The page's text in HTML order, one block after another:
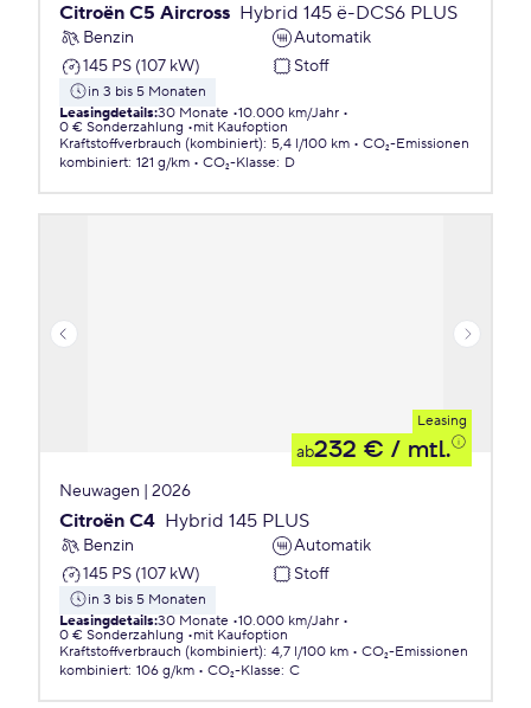
Citroën C5 Aircross Hybrid 145 ë-DCS6 PLUS
Benzin
Automatik
145 PS (107 kW)
Stoff
in 3 bis 5 Monaten
Leasingdetails:30 Monate 10.000 km/Jahr
0 € Sonderzahlung
mit Kaufoption
Kraftstoffverbrauch (kombiniert): 5,4 l/100 km
CO₂-Emissionen
kombiniert: 121 g/km CO₂-Klasse: D
Leasing
ab232 € / mtl.
Neuwagen | 2026
Citroën C4 Hybrid 145 PLUS
Benzin
Automatik
145 PS (107 kW)
Stoff
in 3 bis 5 Monaten
Leasingdetails:30 Monate 10.000 km/Jahr
0 € Sonderzahlung
mit Kaufoption
Kraftstoffverbrauch (kombiniert): 4,7 l/100 km
CO₂-Emissionen
kombiniert: 106 g/km CO₂-Klasse: C